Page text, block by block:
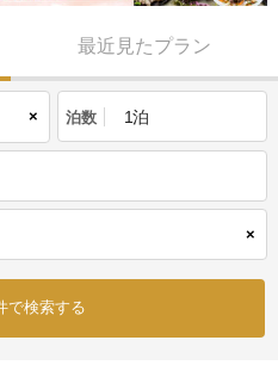
最近見たプラン
× 泊数
×